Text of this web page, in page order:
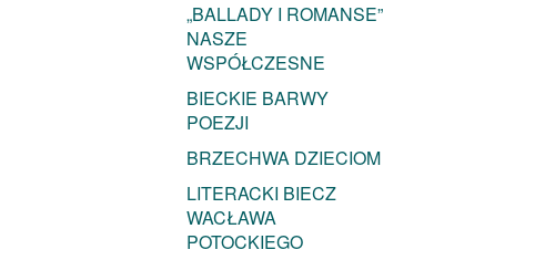
„BALLADY I ROMANSE”
NASZE
WSPÓŁCZESNE
BIECKIE BARWY
POEZJI
BRZECHWA DZIECIOM
LITERACKI BIECZ
WACŁAWA
POTOCKIEGO